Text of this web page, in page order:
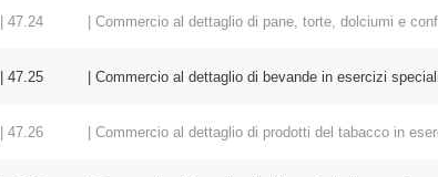
| 47.24 | Commercio al dettaglio di pane, torte, dolciumi e
| 47.25 | Commercio al dettaglio di bevande in esercizi
| 47.26 | Commercio al dettaglio di prodotti del tabacco in